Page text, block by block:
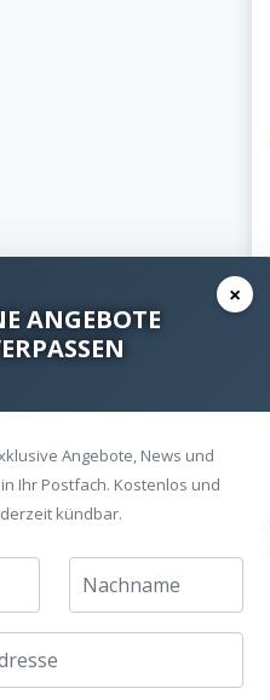
×
ANGEBOTE
Angebote, News und
Ihr Postfach. Kostenlos und
kündbar.